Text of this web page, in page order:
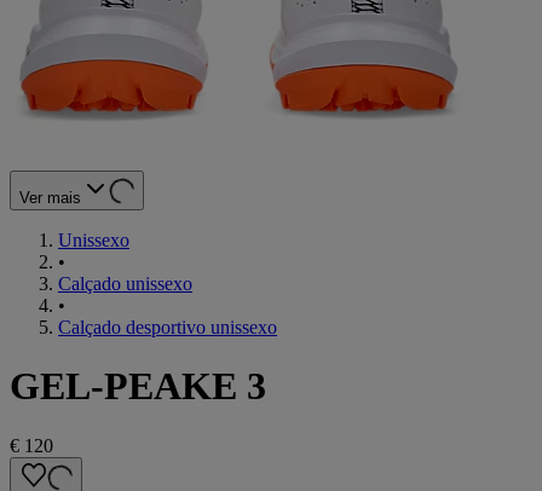
Ver mais
Unissexo
•
Calçado unissexo
•
Calçado desportivo unissexo
GEL-PEAKE 3
€ 120